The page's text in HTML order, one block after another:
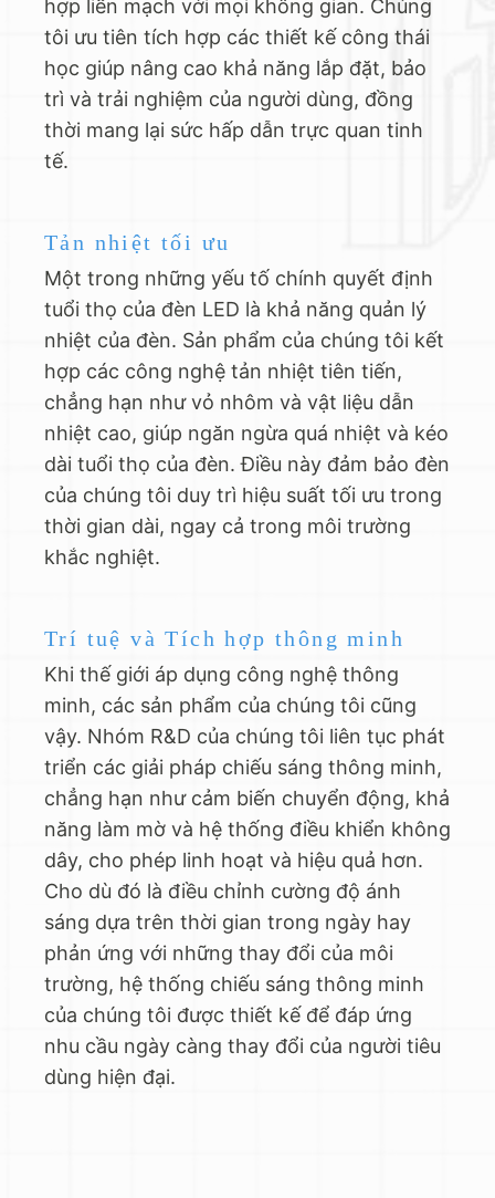
hợp liền mạch với mọi không gian. Chúng
tôi ưu tiên tích hợp các thiết kế công thái
học giúp nâng cao khả năng lắp đặt, bảo
trì và trải nghiệm của người dùng, đồng
thời mang lại sức hấp dẫn trực quan tinh
tế.
Tản nhiệt tối ưu
Một trong những yếu tố chính quyết định
tuổi thọ của đèn LED là khả năng quản lý
nhiệt của đèn. Sản phẩm của chúng tôi kết
hợp các công nghệ tản nhiệt tiên tiến,
chẳng hạn như vỏ nhôm và vật liệu dẫn
nhiệt cao, giúp ngăn ngừa quá nhiệt và kéo
dài tuổi thọ của đèn. Điều này đảm bảo đèn
của chúng tôi duy trì hiệu suất tối ưu trong
thời gian dài, ngay cả trong môi trường
khắc nghiệt.
Trí tuệ và Tích hợp thông minh
Khi thế giới áp dụng công nghệ thông
minh, các sản phẩm của chúng tôi cũng
vậy. Nhóm R&D của chúng tôi liên tục phát
triển các giải pháp chiếu sáng thông minh,
chẳng hạn như cảm biến chuyển động, khả
năng làm mờ và hệ thống điều khiển không
dây, cho phép linh hoạt và hiệu quả hơn.
Cho dù đó là điều chỉnh cường độ ánh
sáng dựa trên thời gian trong ngày hay
phản ứng với những thay đổi của môi
trường, hệ thống chiếu sáng thông minh
của chúng tôi được thiết kế để đáp ứng
nhu cầu ngày càng thay đổi của người tiêu
dùng hiện đại.